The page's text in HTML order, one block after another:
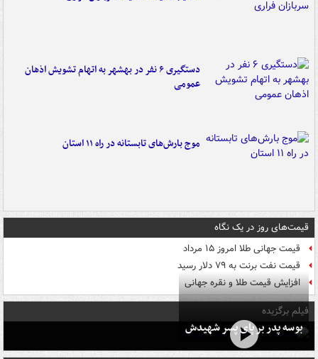
دستگیری ۶ نفر در بهشهر به اتهام تشویش اذهان
عمومی
موج بارش‌های تابستانه در راه ۱۱ استان
قیمت‌های روز در یک نگاه
قیمت جهانی طلا امروز ۱۵ مرداد
قیمت نفت برنت به ۷۹ دلار رسید
افزایش قیمت طلا و نقره جهانی
فیلم برگزیده
بوسه‌ پدر بر پای پسر شهیدش